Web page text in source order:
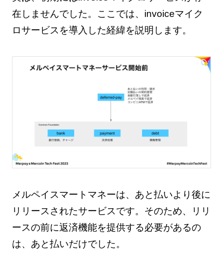
在しませんでした。ここでは、invoiceマイク
ロサービスを導入した経緯を説明します。
メルペイスマートマネーは、あと払いより後に
リリースされたサービスです。そのため、リリ
ースの前に返済機能を提供する必要があるの
は、あと払いだけでした。